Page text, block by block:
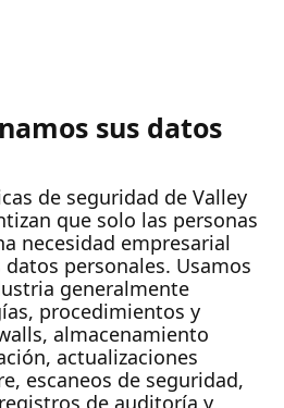
sus datos
de seguridad de Valley
que solo las personas
necesidad empresarial
personales. Usamos
generalmente
procedimientos y
almacenamiento
actualizaciones
escaneos de seguridad,
de auditoría y